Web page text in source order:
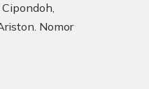
Nomor